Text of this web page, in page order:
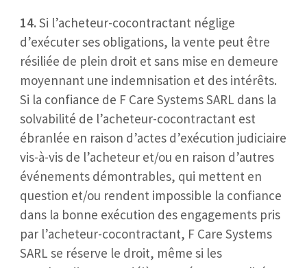
14.Si l’acheteur-cocontractant néglige
d’exécuter ses obligations, la vente peut être
résiliée de plein droit et sans mise en demeure
moyennant une indemnisation et des intérêts.
Si la confiance de F Care Systems SARL dans la
solvabilité de l’acheteur-cocontractant est
ébranlée en raison d’actes d’exécution judiciaire
vis-à-vis de l’acheteur et/ou en raison d’autres
événements démontrables, qui mettent en
question et/ou rendent impossible la confiance
dans la bonne exécution des engagements pris
par l’acheteur-cocontractant, F Care Systems
SARL se réserve le droit, même si les